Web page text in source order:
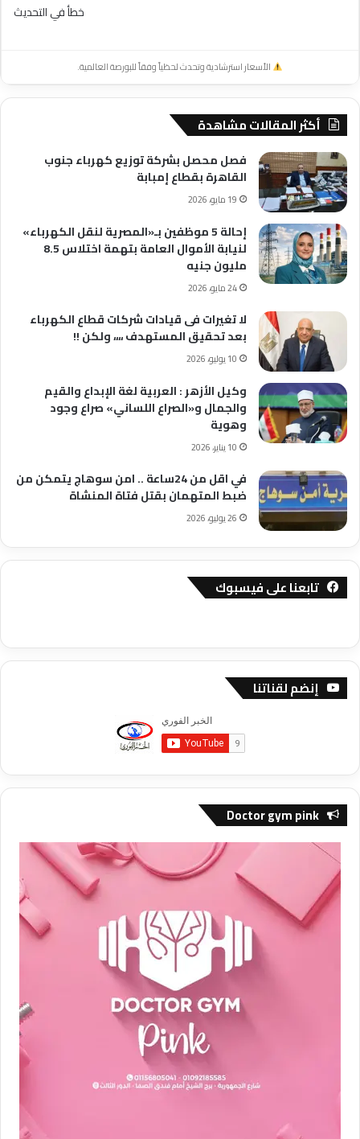
خطأ في التحديث
الأسعار استرشادية وتحدث لحظياً وفقاً للبورصة العالمية.
أكثر المقالات مشاهدة
فصل محصل بشركة توزيع كهرباء جنوب
القاهرة بقطاع إمبابة
19 مايو، 2026
إحالة 5 موظفين بـ«المصرية لنقل الكهرباء»
لنيابة الأموال العامة بتهمة اختلاس 8.5
مليون جنيه
24 مايو، 2026
لا تغيرات فى قيادات شركات قطاع الكهرباء
بعد تحقيق المستهدف ،،،، ولكن !!
10 يوليو، 2026
وكيل الأزهر : العربية لغة الإبداع والقيم
والجمال و«الصراع اللساني» صراع وجود
وهوية
10 يناير، 2026
في اقل من 24ساعة .. امن سوهاج يتمكن من
ضبط المتهمان بقتل فتاة المنشاة
26 يوليو، 2026
تابعنا على فيسبوك
إنضم لقناتنا
Doctor gym pink